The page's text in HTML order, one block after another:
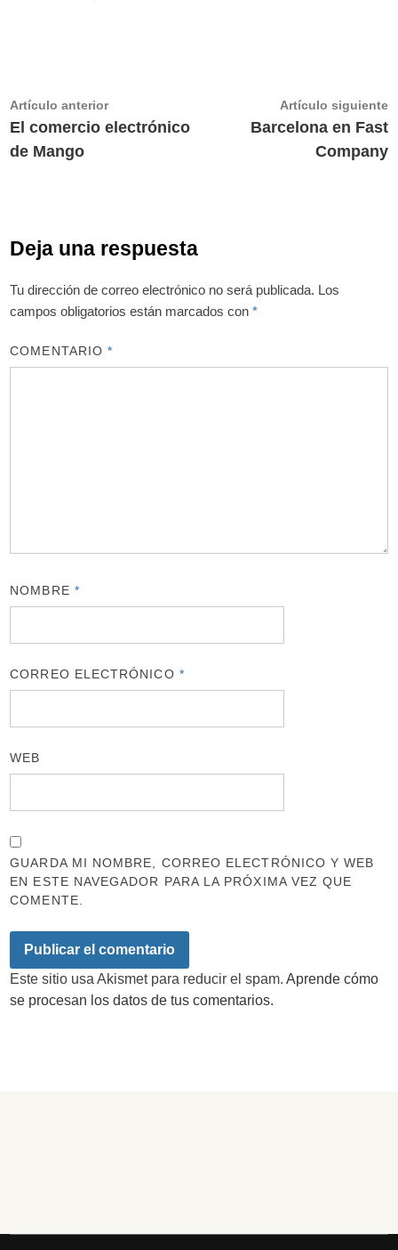
Navegación
de
entradas
Artículo anteriorArtículo
anterior:
El comercio electrónico
de Mango
Artículo siguiente
Barcelona en Fast
Company
Deja una respuesta
Tu dirección de correo electrónico no será publicada. Los
campos obligatorios están marcados con*
COMENTARIO*
NOMBRE *
CORREO ELECTRÓNICO *
WEB
GUARDA MI NOMBRE, CORREO ELECTRÓNICO Y WEB
EN ESTE NAVEGADOR PARA LA PRÓXIMA VEZ QUE
COMENTE.
Este sitio usa Akismet para reducir el spam.Aprende cómo
se procesan los datos de tus comentarios.